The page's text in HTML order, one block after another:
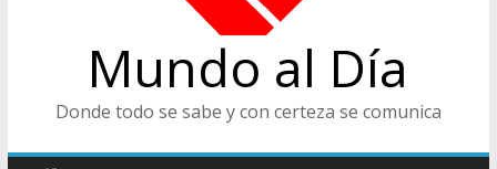
Mundo al Día
Donde todo se sabe y con certeza se comunica